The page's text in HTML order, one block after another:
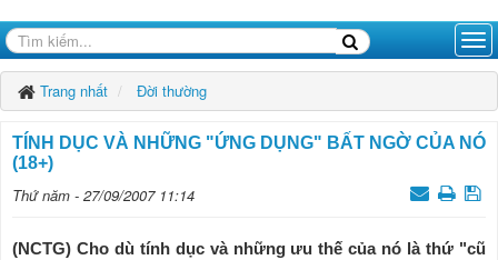
Trang nhất Đời thường
TÍNH DỤC VÀ NHỮNG "ỨNG DỤNG" BẤT NGỜ CỦA NÓ
(18+)
Thứ năm - 27/09/2007 11:14
(NCTG) Cho dù tính dục và những ưu thế của nó là thứ "cũ